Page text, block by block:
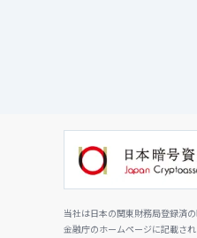
当社は日本の関東財務局登録済
金融庁のホームページに記載さ